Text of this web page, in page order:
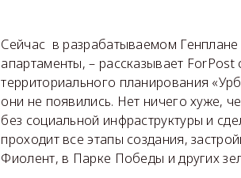
Сейчас в разрабатываемом
апартаменты, – рассказывает ForPost
территориального планирования
они не появились. Нет ничего хуже,
без социальной инфраструктуры и
проходит все этапы создания,
Фиолент, в Парке Победы и других